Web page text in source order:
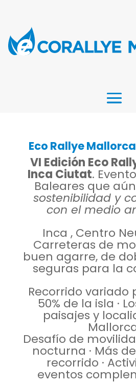
Eco Rallye
VI Edición Eco
Inca Ciutat.
Baleares que
sostenibilidad y
con el medio
Inca , Centro
Carreteras de
buen agarre, de
seguras para la
Recorrido variado
50% de la isla ·
paisajes y
Desafío de
nocturna · Más
recorrido ·
eventos